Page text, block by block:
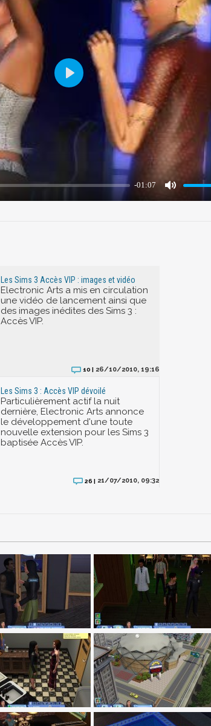
Les Sims 3 Accès VIP : images et vidéo
Electronic Arts a mis en circulation
une vidéo de lancement ainsi que
des images inédites des Sims 3 :
Accès VIP.
10 | 26/10/2010, 19:16
Les Sims 3 : Accès VIP dévoilé
Particulièrement actif la nuit
dernière, Electronic Arts annonce
le développement d'une toute
nouvelle extension pour les Sims 3
baptisée Accès VIP.
26 | 21/07/2010, 09:32